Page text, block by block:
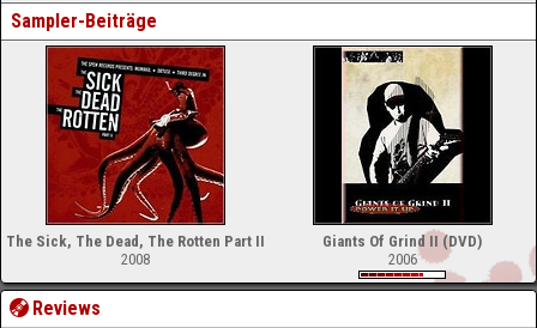
Sampler-Beiträge
The Sick, The Dead, The Rotten Part II
2008
Giants Of Grind II (DVD)
2006
Reviews